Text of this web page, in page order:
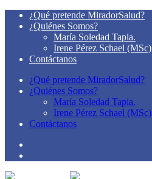
¿Qué pretende MiradorSalud?
¿Quiénes Somos?
María Soledad Tapia.
Irene Pérez Schael (MSc)
Contáctanos
¿Qué pretende MiradorSalud?
¿Quiénes Somos?
María Soledad Tapia.
Irene Pérez Schael (MSc)
Contáctanos